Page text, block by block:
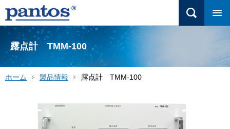
露点計 TMM-100
ホーム 製品情報 露点計 TMM-100